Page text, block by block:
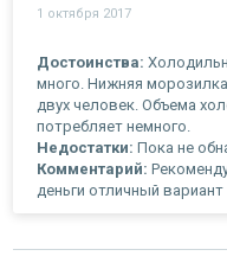
1 октября 2017
Достоинства:
много. Нижняя
двух человек. Объема
потребляет немного.
Недостатки: Пока не
Комментарий:
деньги отличный вариант